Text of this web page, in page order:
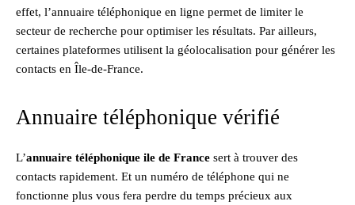
effet, l’annuaire téléphonique en ligne permet de limiter le
secteur de recherche pour optimiser les résultats. Par ailleurs,
certaines plateformes utilisent la géolocalisation pour générer les
contacts en Île-de-France.
Annuaire téléphonique vérifié
L’annuaire téléphonique ile de France sert à trouver des
contacts rapidement. Et un numéro de téléphone qui ne
fonctionne plus vous fera perdre du temps précieux aux